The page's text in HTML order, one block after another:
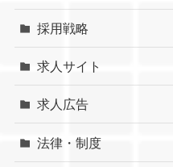
採用戦略
求人サイト
求人広告
法律・制度